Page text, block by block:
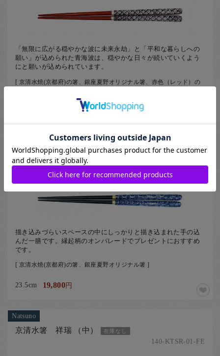
「無限に広がる穏やかな波に未来永劫」と「平和な暮らしへの
願い」が込められた青海波は、穏やかな日々が続いていくよう
にと願いが込められています。
[ 京清水焼(京都府)の箸、銀座夏野オリジナル箸、赤色（レッド）の
京清水箸 祥瑞 （大） 在庫なし
140-KTSR-01-MA
描き込みづらいスペースの中にしっかりと描き込まれた手の込
んだ一膳です。縁起柄のオンパレードでプレゼントにおすすめ
です。
[ 京清水焼(京都府)の箸、銀座夏野オリジナル箸 ]
23.5cm 19,800円
Natsuno
京清水箸 祥瑞 （中） 在庫なし
140-KTSR-01-FE